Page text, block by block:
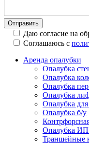
Даю согласие на
Соглашаюсь с
Аренда опалубки
Опалубка
Опалубка
Опалубка
Опалубка
Опалубка
Опалубка б/у
Опалубка
Траншейные